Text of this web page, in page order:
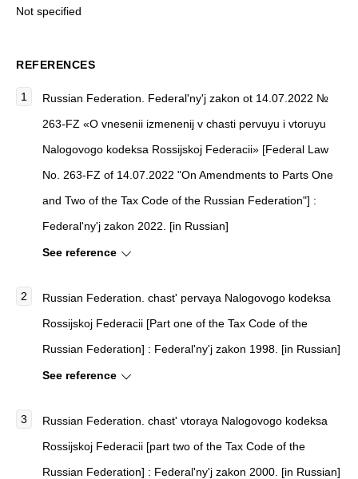
Not specified
REFERENCES
Russian Federation. Federal'ny'j zakon ot 14.07.2022 №
263-FZ «O vnesenii izmenenij v chasti pervuyu i vtoruyu
Nalogovogo kodeksa Rossijskoj Federacii» [Federal Law
No. 263-FZ of 14.07.2022 "On Amendments to Parts One
and Two of the Tax Code of the Russian Federation"] :
Federal'ny'j zakon 2022. [in Russian]
See reference
Russian Federation. chast' pervaya Nalogovogo kodeksa
Rossijskoj Federacii [Part one of the Tax Code of the
Russian Federation] : Federal'ny'j zakon 1998. [in Russian]
See reference
Russian Federation. chast' vtoraya Nalogovogo kodeksa
Rossijskoj Federacii [part two of the Tax Code of the
Russian Federation] : Federal'ny'j zakon 2000. [in Russian]